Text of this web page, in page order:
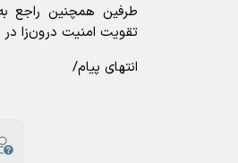
طرفین همچنین راجع
تقویت امنیت درون‌زا
انتهای پیام/